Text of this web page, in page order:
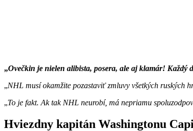
Ovečkin je nielen alibista, posera, ale aj klamár! Každý
NHL musí okamžite pozastaviť zmluvy všetkých ruských
To je fakt. Ak tak NHL neurobí, má nepriamu
Hviezdny kapitán Washingtonu